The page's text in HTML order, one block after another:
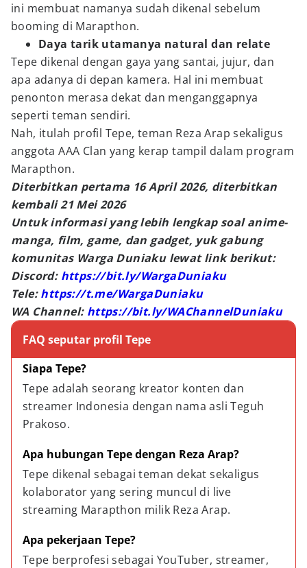
ini membuat namanya sudah dikenal sebelum
booming di Marapthon.
Daya tarik utamanya natural dan relate
Tepe dikenal dengan gaya yang santai, jujur, dan
apa adanya di depan kamera. Hal ini membuat
penonton merasa dekat dan menganggapnya
seperti teman sendiri.
Nah, itulah profil Tepe, teman Reza Arap sekaligus
anggota AAA Clan yang kerap tampil dalam program
Marapthon.
Diterbitkan pertama 16 April 2026, diterbitkan
kembali 21 Mei 2026
Untuk informasi yang lebih lengkap soal anime-
manga, film, game, dan gadget, yuk gabung
komunitas Warga Duniaku lewat link berikut:
Discord: https://bit.ly/WargaDuniaku
Tele:https://t.me/WargaDuniaku
WA Channel: https://bit.ly/WAChannelDuniaku
FAQ seputar profil Tepe
Siapa Tepe?
Tepe adalah seorang kreator konten dan
streamer Indonesia dengan nama asli Teguh
Prakoso.
Apa hubungan Tepe dengan Reza Arap?
Tepe dikenal sebagai teman dekat sekaligus
kolaborator yang sering muncul di live
streaming Marapthon milik Reza Arap.
Apa pekerjaan Tepe?
Tepe berprofesi sebagai YouTuber, streamer,